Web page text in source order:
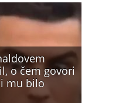
o čem govori
mu bilo